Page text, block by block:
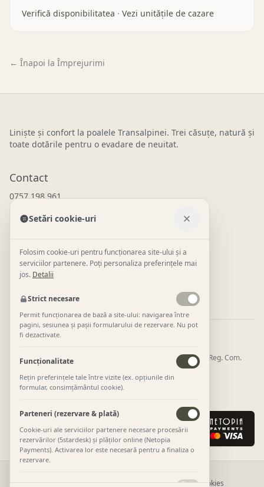
Verifică disponibilitatea · Vezi unitățile de cazare
← Înapoi la Împrejurimi
Liniște și confort la poalele Transalpinei. Trei căsuțe, natură și
toate dotările pentru o evadare de neuitat.
Contact
0757 198 961
contact@tinyhousetransalpina.ro
Link-uri utile
Despre TTH Collection Rezervări
GMF MANAGEMENT CONSULTING SRL · CUI 36227404 · Reg. Com.
Str. Parângului 40, Novaci, Gorj · 0757 198 961
contact@tinyhousetransalpina.ro
Retur și anulareCookies
Setări cookie-uri
Folosim cookie-uri pentru funcționarea site-ului și a
serviciilor partenere. Poți personaliza preferințele mai
jos. Detalii
Strict necesare
Permit funcționarea de bază a site-ului: navigarea între
pagini, sesiunea și pașii formularului de rezervare. Nu pot
fi dezactivate.
Funcționalitate
Rețin preferințele tale între vizite (ex. opțiunile din
formular, consimțământul cookie).
Parteneri (rezervare & plată)
Cookie-uri ale serviciilor partenere necesare procesării
rezervărilor (5stardesk) și plăților online (Netopia
Payments). Activarea lor este necesară pentru a finaliza o
rezervare.